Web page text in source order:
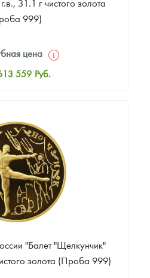
31.1 г чистого золота
999)
цена
559 Руб.
выкупа
Звоните
"Балет "Щелкунчик"
золота (Проба 999)